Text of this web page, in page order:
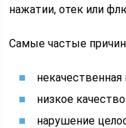
нажатии, отек или
Самые частые
некачественная
низкое
нарушение